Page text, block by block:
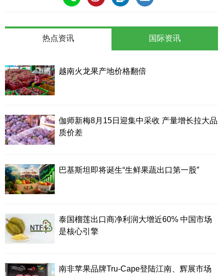
热点资讯
越南火龙果产地价格翻倍
伽师新梅8月15日迎集中采收 产量增长拉大品
质价差
巴基斯坦即将诞生“生鲜果蔬出口第一股”
泰国榴莲出口商净利润大增近60% 中国市场
是核心引擎
南非苹果品牌Tru-Cape登陆江南、辉展市场
国际资讯